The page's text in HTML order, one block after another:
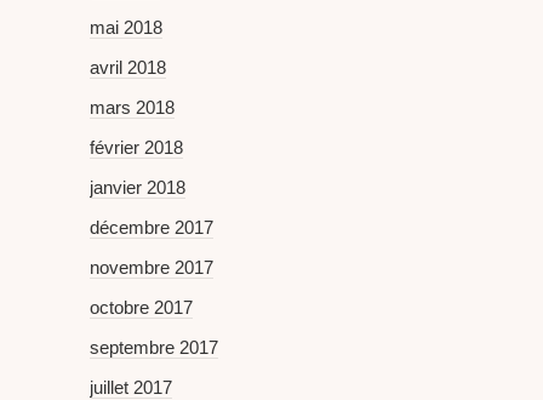
mai 2018
avril 2018
mars 2018
février 2018
janvier 2018
décembre 2017
novembre 2017
octobre 2017
septembre 2017
juillet 2017